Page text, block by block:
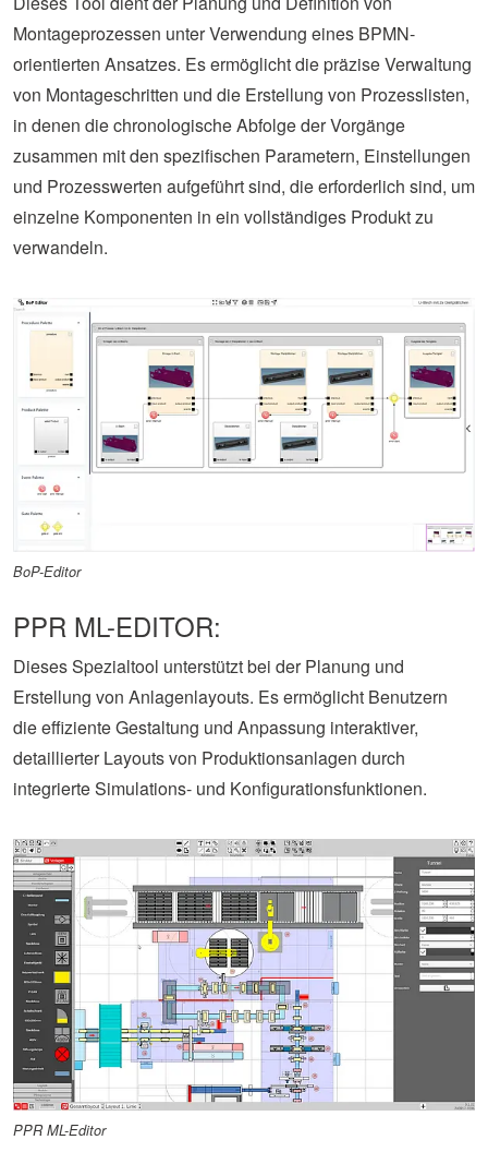
Montageprozessen unter Verwendung eines BPMN-
orientierten Ansatzes. Es ermöglicht die präzise Verwaltung
von Montageschritten und die Erstellung von Prozesslisten,
in denen die chronologische Abfolge der Vorgänge
zusammen mit den spezifischen Parametern, Einstellungen
und Prozesswerten aufgeführt sind, die erforderlich sind, um
einzelne Komponenten in ein vollständiges Produkt zu
verwandeln.
BoP-Editor
PPR ML-EDITOR:
Dieses Spezialtool unterstützt bei der Planung und
Erstellung von Anlagenlayouts. Es ermöglicht Benutzern
die effiziente Gestaltung und Anpassung interaktiver,
detaillierter Layouts von Produktionsanlagen durch
integrierte Simulations- und Konfigurationsfunktionen.
PPR ML-Editor